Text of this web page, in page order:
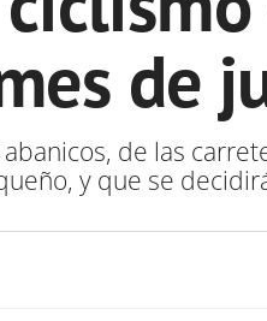
de
de las
y que se